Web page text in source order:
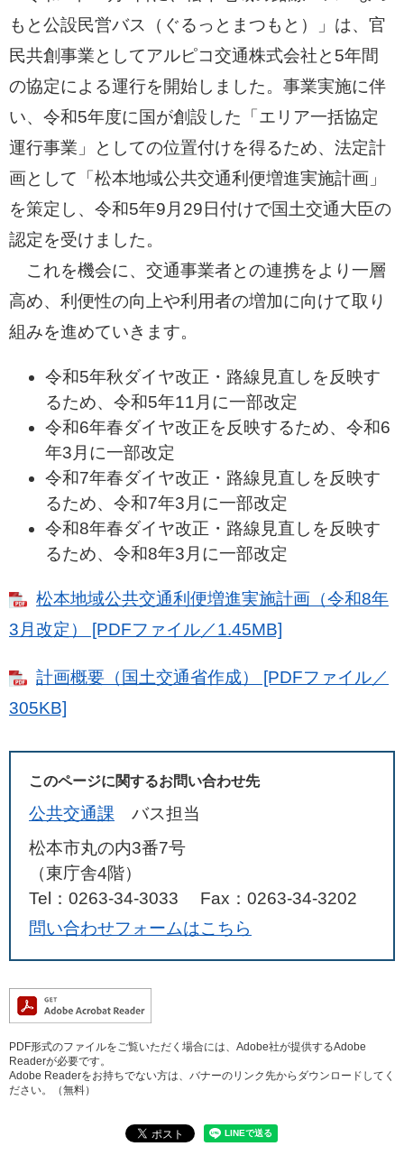
もと公設民営バス（ぐるっとまつもと）」は、官
民共創事業としてアルピコ交通株式会社と5年間
の協定による運行を開始しました。事業実施に伴
い、令和5年度に国が創設した「エリア一括協定
運行事業」としての位置付けを得るため、法定計
画として「松本地域公共交通利便増進実施計画」
を策定し、令和5年9月29日付けで国土交通大臣の
認定を受けました。
これを機会に、交通事業者との連携をより一層
高め、利便性の向上や利用者の増加に向けて取り
組みを進めていきます。
令和5年秋ダイヤ改正・路線見直しを反映す
るため、令和5年11月に一部改定
令和6年春ダイヤ改正を反映するため、令和6
年3月に一部改定
令和7年春ダイヤ改正・路線見直しを反映す
るため、令和7年3月に一部改定
令和8年春ダイヤ改正・路線見直しを反映す
るため、令和8年3月に一部改定
松本地域公共交通利便増進実施計画（令和8年
3月改定） [PDFファイル／1.45MB]
計画概要（国土交通省作成） [PDFファイル／
305KB]
このページに関するお問い合わせ先
公共交通課
バス担当
松本市丸の内3番7号
（東庁舎4階）
Tel：0263-34-3033
Fax：0263-34-3202
問い合わせフォームはこちら
PDF形式のファイルをご覧いただく場合には、Adobe社が提供するAdobe
Readerが必要です。
Adobe Readerをお持ちでない方は、バナーのリンク先からダウンロードしてく
ださい。（無料）